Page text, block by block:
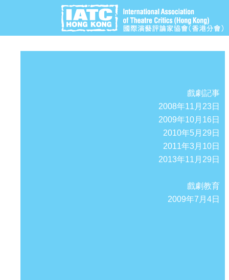
戲劇記事
2008年11月23日
2009年10月16日
2010年5月29日
2011年3月10日
2013年11月29日
戲劇教育
2009年7月4日